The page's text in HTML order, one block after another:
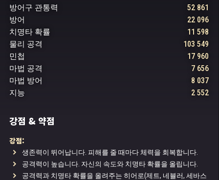
방어구 관통력
52 861
방어
22 096
치명타 확률
11 598
물리 공격
103 549
민첩
17 960
마법 공격
7 656
마법 방어
8 037
지능
2 552
강점 & 약점
강점:
생존력이 뛰어납니다. 피해를 줄 때마다 체력을 회복합니다.
공격력이 높습니다. 자신의 속도와 치명타 확률을 올립니다.
공격력과 치명타 확률을 올려주는 히어로(제트, 네뷸러, 세바스